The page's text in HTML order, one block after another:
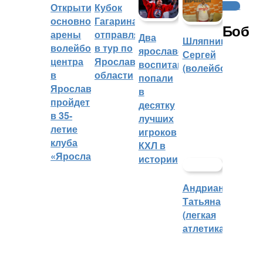
Открытие
основной
арены
волейбольного
центра
в
Ярославле
пройдет
в 35-
летие
клуба
«Ярославич»
Кубок
Гагарина
отправляется
в тур по
Ярославской
области
Два
ярославских
воспитанника
попали
в
десятку
лучших
игроков
КХЛ в
истории
Шляпников
Сергей
(волейбол)
Андрианова
Татьяна
(легкая
атлетика)
виды
Боб